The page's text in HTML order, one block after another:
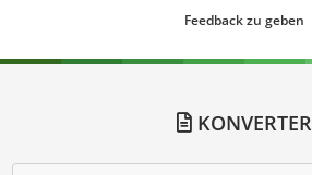
Feedback zu geben
KONVERTER